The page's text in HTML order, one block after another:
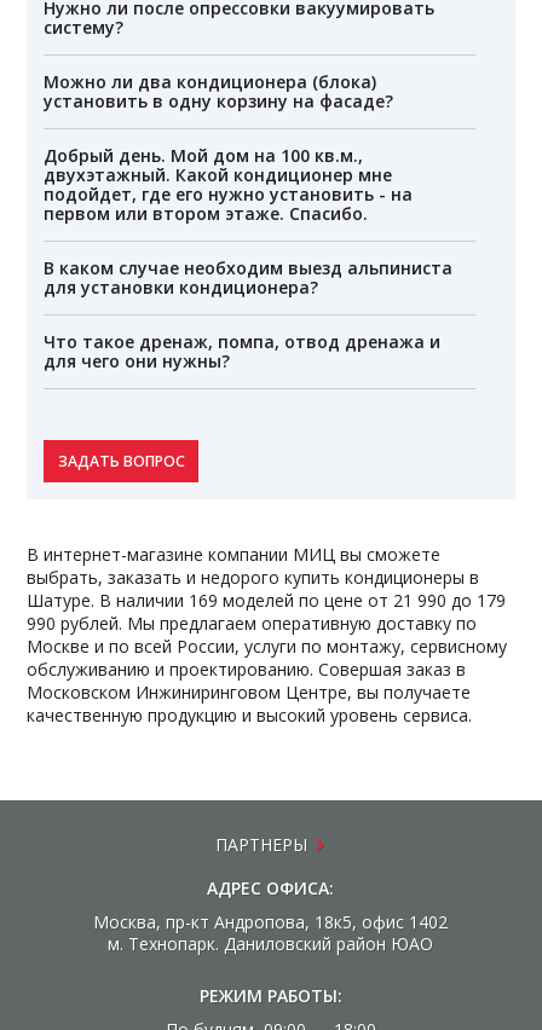
Нужно ли после опрессовки вакуумировать
систему?
Можно ли два кондиционера (блока)
установить в одну корзину на фасаде?
Добрый день. Мой дом на 100 кв.м.,
двухэтажный. Какой кондиционер мне
подойдет, где его нужно установить - на
первом или втором этаже. Спасибо.
В каком случае необходим выезд альпиниста
для установки кондиционера?
Что такое дренаж, помпа, отвод дренажа и
для чего они нужны?
ЗАДАТЬ ВОПРОС
В интернет-магазине компании МИЦ вы сможете
выбрать, заказать и недорого купить кондиционеры в
Шатуре. В наличии 169 моделей по цене от 21 990 до 179
990 рублей. Мы предлагаем оперативную доставку по
Москве и по всей России, услуги по монтажу, сервисному
обслуживанию и проектированию. Совершая заказ в
Московском Инжиниринговом Центре, вы получаете
качественную продукцию и высокий уровень сервиса.
ПАРТНЕРЫ
АДРЕС ОФИСА:
Москва, пр-кт Андропова, 18к5, офис 1402
м. Технопарк. Даниловский район ЮАО
РЕЖИМ РАБОТЫ: